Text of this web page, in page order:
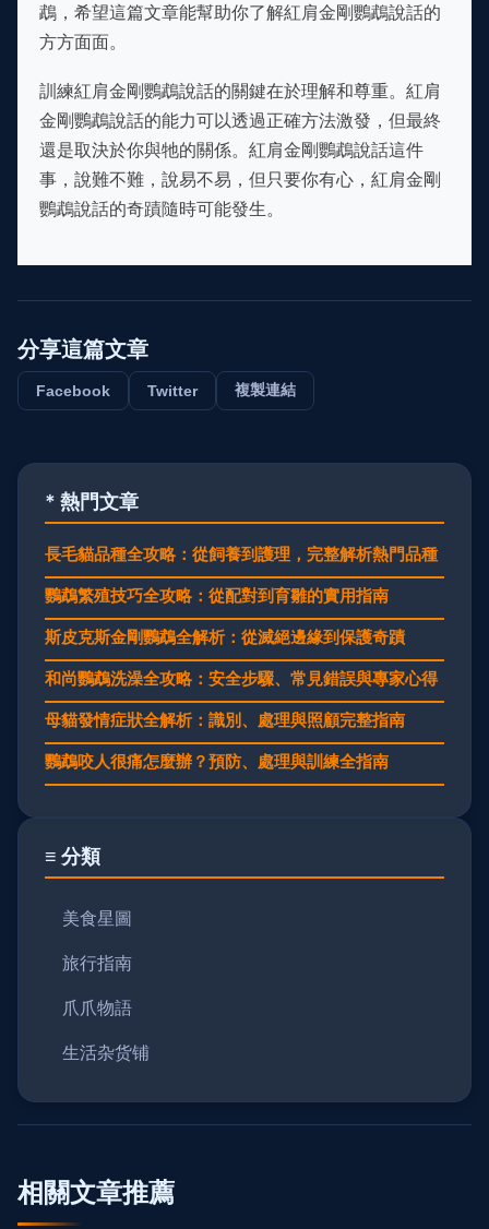
鵡，希望這篇文章能幫助你了解紅肩金剛鸚鵡說話的
方方面面。
訓練紅肩金剛鸚鵡說話的關鍵在於理解和尊重。紅肩
金剛鸚鵡說話的能力可以透過正確方法激發，但最終
還是取決於你與牠的關係。紅肩金剛鸚鵡說話這件
事，說難不難，說易不易，但只要你有心，紅肩金剛
鸚鵡說話的奇蹟隨時可能發生。
分享這篇文章
Facebook Twitter 複製連結
* 熱門文章
長毛貓品種全攻略：從飼養到護理，完整解析熱門品種
鸚鵡繁殖技巧全攻略：從配對到育雛的實用指南
斯皮克斯金剛鸚鵡全解析：從滅絕邊緣到保護奇蹟
和尚鸚鵡洗澡全攻略：安全步驟、常見錯誤與專家心得
母貓發情症狀全解析：識別、處理與照顧完整指南
鸚鵡咬人很痛怎麼辦？預防、處理與訓練全指南
≡ 分類
美食星圖
旅行指南
爪爪物語
生活杂货铺
相關文章推薦